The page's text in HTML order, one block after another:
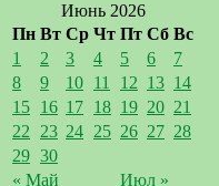
Июнь 2026
Пн Вт Ср Чт Пт Сб Вс
« Май Июл »
1 2 3 4 5 6
7
8
9 10 11 12 13 14
15 16 17 18 19 20 21
22 23 24 25 26 27 28
29 30